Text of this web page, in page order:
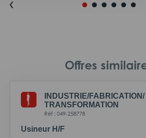
Offres
INDUSTRIE/FABRICATION/
TRANSFORMATION
Réf : 049-258778
Usineur H/F